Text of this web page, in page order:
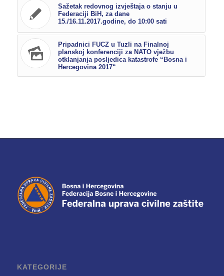
Sažetak redovnog izvještaja o stanju u
Federaciji BiH, za dane
15./16.11.2017.godine, do 10:00 sati
Pripadnici FUCZ u Tuzli na Finalnoj
planskoj konferenciji za NATO vježbu
otklanjanja posljedica katastrofe “Bosna i
Hercegovina 2017“
KATEGORIJE